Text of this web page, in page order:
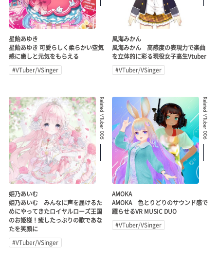
星飴あゆき
星飴あゆき 可愛らしく柔らかい空気
感に癒しと元気をもらえる
#VTuber/VSinger
風海みかん
風海みかん 高感度の表現力で楽曲
を立体的に彩る現役女子高生Vtuber
#VTuber/VSinger
Related VTuber 005
姫乃あいむ
姫乃あいむ みんなに声を届けるた
めにやってきたロイヤルローズ王国
のお姫様！癒したっぷりの歌であな
たを笑顔に
#VTuber/VSinger
Related VTuber 006
AMOKA
AMOKA 色とりどりのサウンド感で
躍らせるVR MUSIC DUO
#VTuber/VSinger